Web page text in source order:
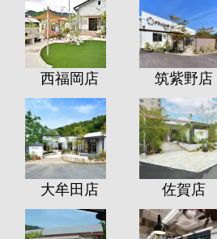
西福岡店 筑紫野店
大牟田店 佐賀店